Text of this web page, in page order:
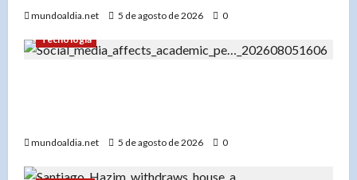
mundoaldia.net 5 de agosto de 2026
0
Tecnología
mundoaldia.net 5 de agosto de 2026 0